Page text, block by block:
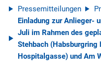
Pressemitteilungen
Einladung zur Anlieger-
Juli im Rahmen des
Stehbach
Hospitalgasse) und Am